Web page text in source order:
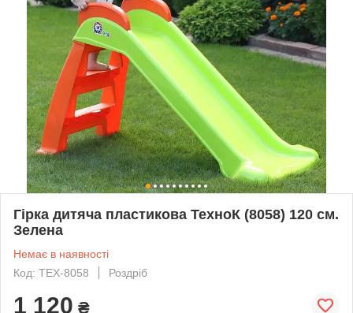
Гірка дитяча пластикова ТехноК (8058) 120 см.
Зелена
Немає в наявності
Код: ТЕХ-8058
Роздріб
1 120 ₴